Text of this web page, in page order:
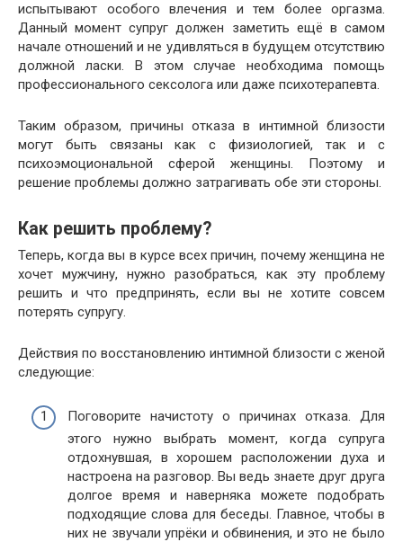
испытывают особого влечения и тем более оргазма.
Данный момент супруг должен заметить ещё в самом
начале отношений и не удивляться в будущем отсутствию
должной ласки. В этом случае необходима помощь
профессионального сексолога или даже психотерапевта.
Таким образом, причины отказа в интимной близости
могут быть связаны как с физиологией, так и с
психоэмоциональной сферой женщины. Поэтому и
решение проблемы должно затрагивать обе эти стороны.
Как решить проблему?
Теперь, когда вы в курсе всех причин, почему женщина не
хочет мужчину, нужно разобраться, как эту проблему
решить и что предпринять, если вы не хотите совсем
потерять супругу.
Действия по восстановлению интимной близости с женой
следующие:
Поговорите начистоту о причинах отказа. Для
этого нужно выбрать момент, когда супруга
отдохнувшая, в хорошем расположении духа и
настроена на разговор. Вы ведь знаете друг друга
долгое время и наверняка можете подобрать
подходящие слова для беседы. Главное, чтобы в
них не звучали упрёки и обвинения, и это не было